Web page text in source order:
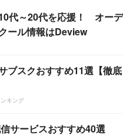
代～20代を応援！ オーデ
ール情報はDeview
ブスクおすすめ11選【徹底
キング
サービスおすすめ40選